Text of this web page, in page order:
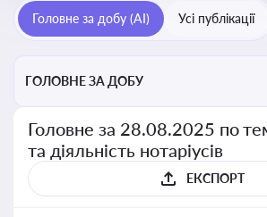
Головне за добу (AI) Усі публікації
ГОЛОВНЕ ЗА ДОБУ
Головне за 28.08.2025 по
та діяльність нотаріусів
ЕКСПОРТ